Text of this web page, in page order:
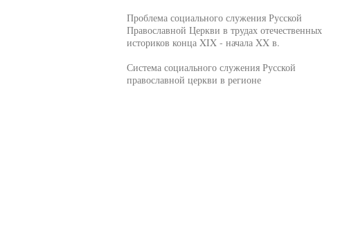
Проблема социального служения Русской
Православной Церкви в трудах отечественных
историков конца XIX - начала XX в.
Система социального служения Русской
православной церкви в регионе